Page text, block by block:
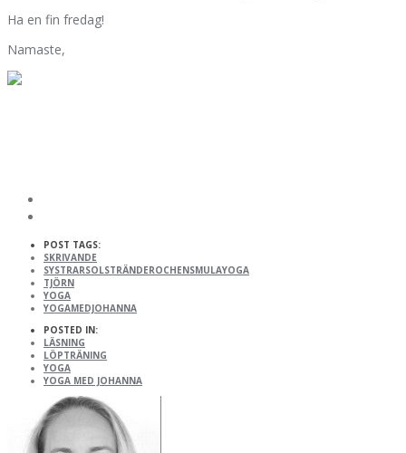
Ha en fin fredag!
Namaste,
POST TAGS:
SKRIVANDE
SYSTRARSOLSTRÄNDEROCHENSMULAYOGA
TJÖRN
YOGA
YOGAMEDJOHANNA
POSTED IN:
LÄSNING
LÖPTRÄNING
YOGA
YOGA MED JOHANNA